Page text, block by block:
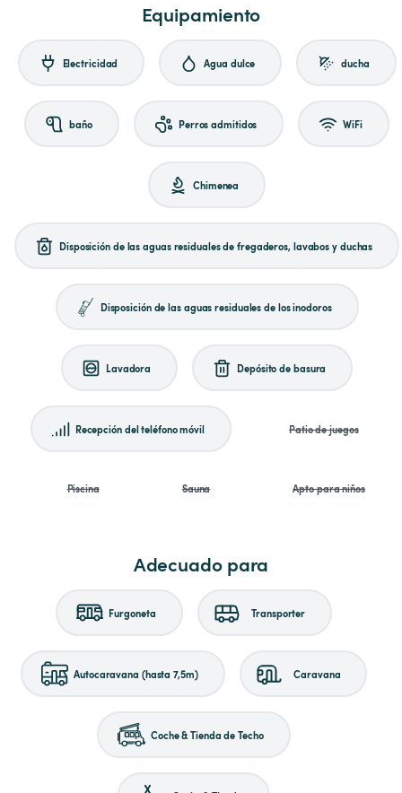
Equipamiento
Electricidad Agua dulce ducha
baño Perros admitidos WiFi
Chimenea
Disposición de las aguas residuales de fregaderos, lavabos y duchas
Disposición de las aguas residuales de los inodoros
Lavadora Depósito de basura
Recepción del teléfono móvil Patio de juegos
Piscina Sauna Apto para niños
Adecuado para
Furgoneta Transporter
Autocaravana (hasta 7,5m) Caravana
Coche & Tienda de Techo